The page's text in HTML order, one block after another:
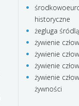
historyczne
żegluga
żywienie
żywienie
żywienie
żywienie
żywności